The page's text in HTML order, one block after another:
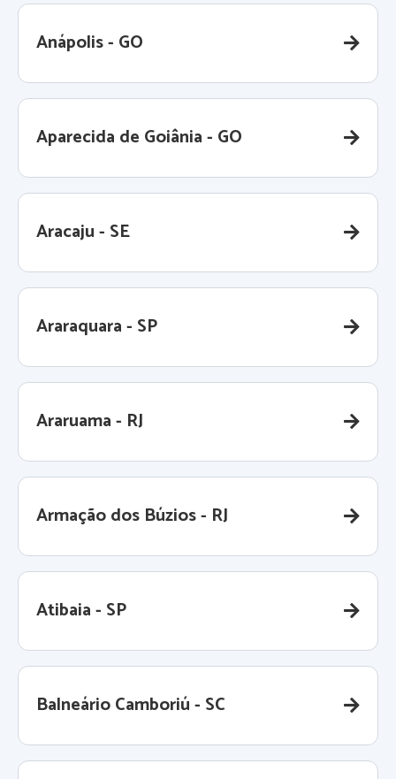
Anápolis - GO
Aparecida de Goiânia - GO
Aracaju - SE
Araraquara - SP
Araruama - RJ
Armação dos Búzios - RJ
Atibaia - SP
Balneário Camboriú - SC